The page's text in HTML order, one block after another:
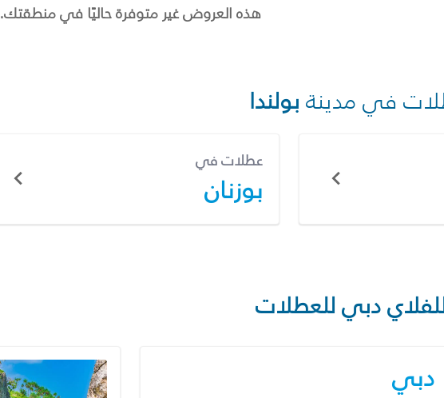
هذه العروض غير متوفرة حاليًا في منطقتك.
في مدينة بولندا
عطلات في
بوزنان
دبي للعطلات
دبي